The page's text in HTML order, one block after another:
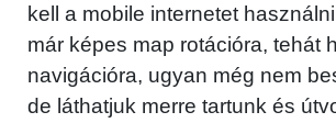
kell a mobile internetet
már képes map rotációra, tehát
navigációra, ugyan még nem
de láthatjuk merre tartunk és